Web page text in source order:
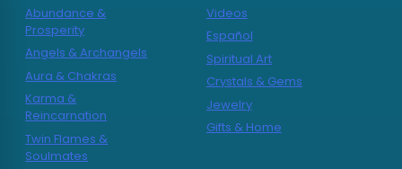
Abundance &
Prosperity
Angels & Archangels
Aura & Chakras
Karma &
Reincarnation
Twin Flames &
Soulmates
Videos
Español
Spiritual Art
Crystals & Gems
Jewelry
Gifts & Home